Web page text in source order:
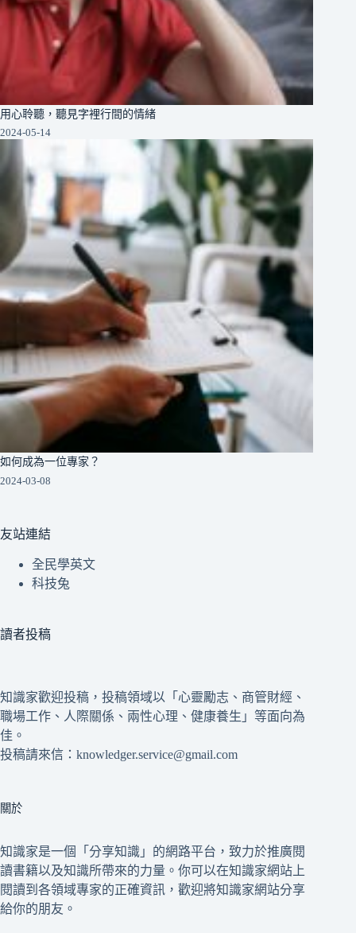
用心聆聽，聽見字裡行間的情緒
2024-05-14
如何成為一位專家？
2024-03-08
友站連結
全民學英文
科技兔
讀者投稿
知識家歡迎投稿，投稿領域以「心靈勵志、商管財經、
職場工作、人際關係、兩性心理、健康養生」等面向為
佳。
投稿請來信：knowledger.service@gmail.com
關於
知識家是一個「分享知識」的網路平台，致力於推廣閱
讀書籍以及知識所帶來的力量。你可以在知識家網站上
閱讀到各領域專家的正確資訊，歡迎將知識家網站分享
給你的朋友。